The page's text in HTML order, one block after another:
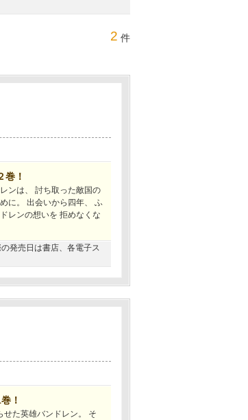
2 件
巻！
ンは、 討ち取った敵国の
に。 出会いから四年、 ふ
レンの想いを 拒めなくな
発売日は書店、各電子ス
！
せた英雄バンドレン。 そ